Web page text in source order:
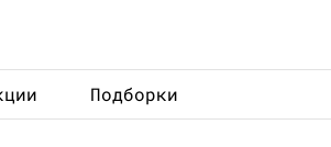
Подборки